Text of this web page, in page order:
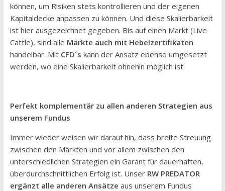
können, um Risiken stets kontrollieren und der eigenen
Kapitaldecke anpassen zu können. Und diese Skalierbarkeit
ist hier ausgezeichnet gegeben. Bis auf einen Markt (Live
Cattle), sind alle Märkte auch mit Hebelzertifikaten
handelbar. Mit CFD´s kann der Ansatz ebenso umgesetzt
werden, wo eine Skalierbarkeit ohnehin möglich ist.
Perfekt komplementär zu allen anderen Strategien aus
unserem Fundus
Immer wieder weisen wir darauf hin, dass breite Streuung
zwischen den Märkten und vor allem zwischen den
unterschiedlichen Strategien ein Garant für dauerhaften,
überdurchschnittlichen Erfolg ist. Unser RW PREDATOR
ergänzt alle anderen Ansätze aus unserem Fundus